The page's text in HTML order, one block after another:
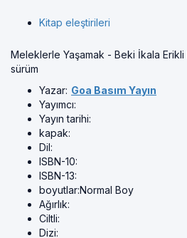
Kitap eleştirileri
Meleklerle Yaşamak - Beki İkala Erikli
sürüm
Yazar: Goa Basım Yayın
Yayımcı:
Yayın tarihi:
kapak:
Dil:
ISBN-10:
ISBN-13:
boyutlar:Normal Boy
Ağırlık:
Ciltli:
Dizi: